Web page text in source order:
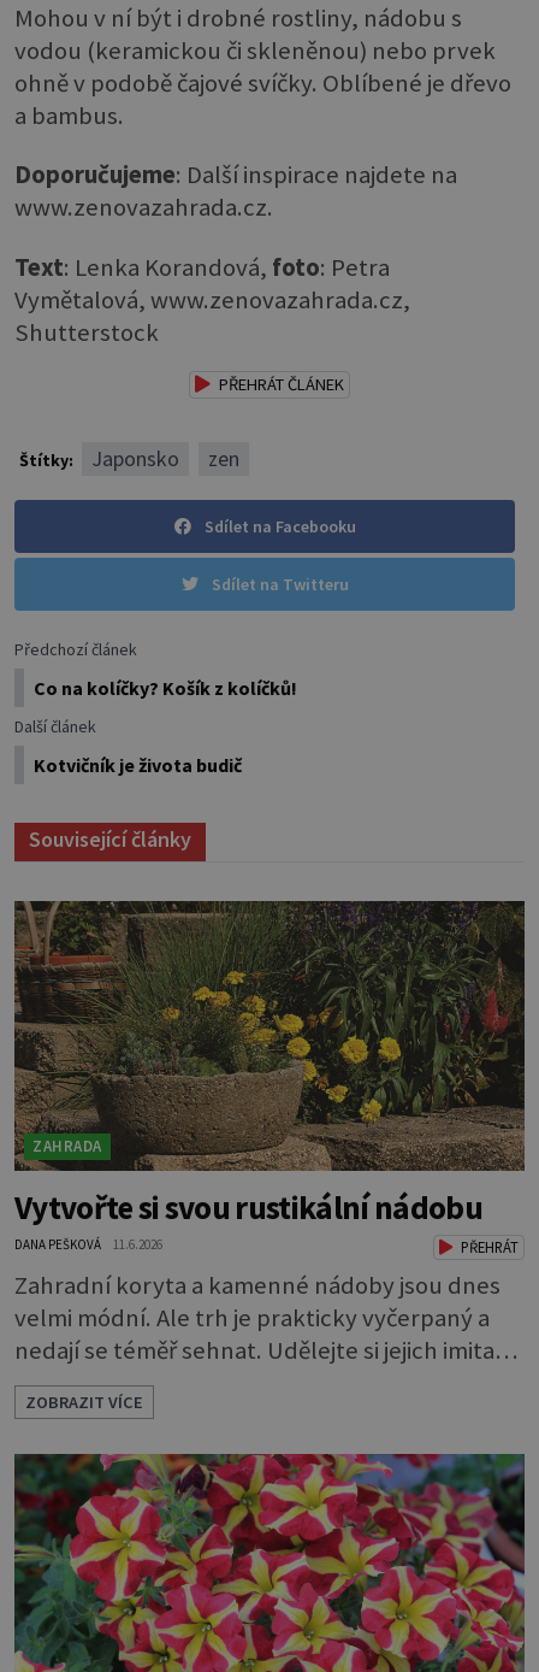
Mohou v ní být i drobné rostliny, nádobu s
vodou (keramickou či skleněnou) nebo prvek
ohně v podobě čajové svíčky. Oblíbené je dřevo
a bambus.
Doporučujeme: Další inspirace najdete na
www.zenovazahrada.cz.
Text: Lenka Korandová, foto: Petra
Vymětalová, www.zenovazahrada.cz,
Shutterstock
PŘEHRÁT ČLÁNEK
Štítky: Japonsko zen
Sdílet na Facebooku
Sdílet na Twitteru
Předchozí článek
Co na kolíčky? Košík z kolíčků!
Další článek
Kotvičník je života budič
Související články
ZAHRADA
Vytvořte si svou rustikální nádobu
DANA PEŠKOVÁ 11.6.2026 PŘEHRÁT
Zahradní koryta a kamenné nádoby jsou dnes
velmi módní. Ale trh je prakticky vyčerpaný a
nedají se téměř sehnat. Udělejte si jejich imitaci,
která je téměř k nerozeznání od originálu.
Ozdobte se zahradu vlastnoručně vyrobenými
nádobami z umělého kamene. Můžete si ho
udělat sami. Z hmoty, které se říká hypertufa. A
co víc, můžete si vymyslet, jaký bude mít tvar,
jak bude velký i jaký mu určíte os
ZOBRAZIT VÍCE